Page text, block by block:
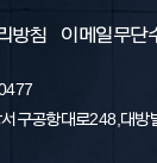
방침 이메일무단
구 공항대로 248, 대방